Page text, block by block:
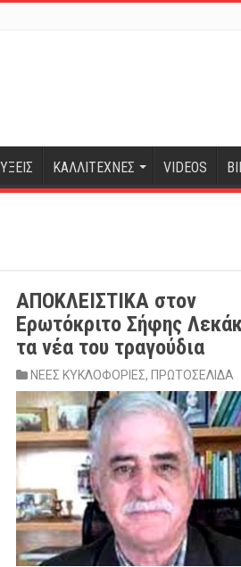
ΚΑΛΛΙΤΕΧΝΕΣ VIDEOS
ΑΠΟΚΛΕΙΣΤΙΚΑ στον
Ερωτόκριτο Σήφης
τα νέα του τραγούδια
ΝΕΕΣ ΚΥΚΛΟΦΟΡΙΕΣ, ΠΡΩΤΟΣΕΛΙΔΑ